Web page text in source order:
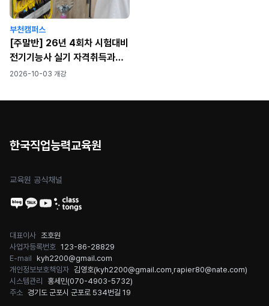
부천캠퍼스
[주말반] 26년 4회차 시험대비
전기기능사 실기 자격취득과정
[공구무료제공]
2026-10-03 개강
한국직업능력교육원
교육원 공식채널
대표이사 조호원
사업자등록번호 123-86-28829
E-mail kyh2200@gmail.com
개인정보보호책임자 김영호(kyh2200@gmail.com rapier80@nate.com)
시스템관리
홍세민(070-4903-5732)
주소 경기도 군포시 군포로 534번길 19